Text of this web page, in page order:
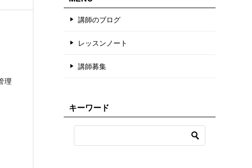
理
講師のブログ
レッスンノート
講師募集
キーワード